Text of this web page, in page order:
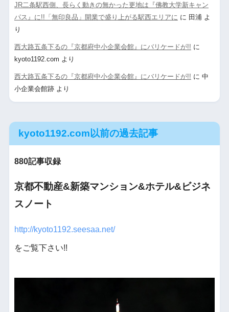
JR二条駅西側、長らく動きの無かった更地は『佛教大学新キャン
パス』に!!「無印良品」開業で盛り上がる駅西エリアに に 田浦よ
り
西大路五条下るの『京都府中小企業会館』にバリケードが!! に
kyoto1192.com より
西大路五条下るの『京都府中小企業会館』にバリケードが!! に 中
小企業会館跡より
kyoto1192.com以前の過去記事
880記事収録
京都不動産&新築マンション&ホテル&ビジネ
スノート
http://kyoto1192.seesaa.net/
をご覧下さい!!